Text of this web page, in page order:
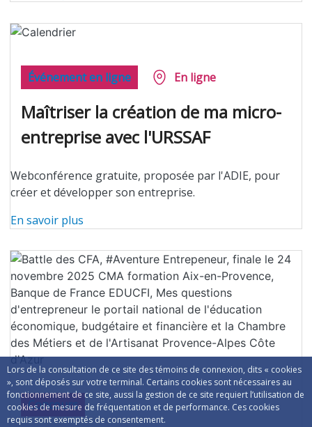
Lors de la consultation de ce site des témoins de connexion, dits « cookies
», sont déposés sur votre terminal. Certains cookies sont nécessaires au
fonctionnement de ce site, aussi la gestion de ce site requiert l’utilisation de
cookies de mesure de fréquentation et de performance. Ces cookies
requis sont exemptés de consentement.
Maîtriser la création de ma micro-
entreprise avec l'URSSAF
Événement en ligne En ligne
Webconférence gratuite, proposée par l'ADIE, pour
créer et développer son entreprise.
En savoir plus
Concours